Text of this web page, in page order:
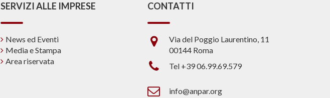
SERVIZI ALLE IMPRESE
News ed Eventi
Media e Stampa
Area riservata
CONTATTI
Via del Poggio Laurentino, 11
00144 Roma
Tel +39 06.99.69.579
info@anpar.org